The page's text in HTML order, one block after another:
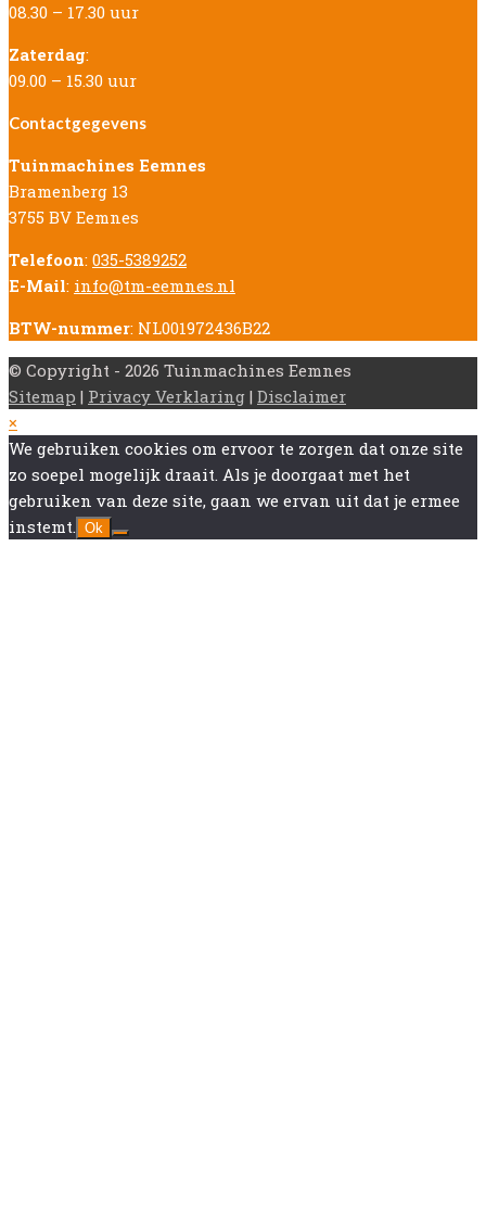
08.30 – 17.30 uur
Zaterdag:
09.00 – 15.30 uur
Contactgegevens
Tuinmachines Eemnes
Bramenberg 13
3755 BV Eemnes
Telefoon: 035-5389252
E-Mail: info@tm-eemnes.nl
BTW-nummer: NL001972436B22
© Copyright - 2026 Tuinmachines Eemnes
Sitemap | Privacy Verklaring | Disclaimer
Back
To
Top
×
We gebruiken cookies om ervoor te zorgen dat onze site
zo soepel mogelijk draait. Als je doorgaat met het
gebruiken van deze site, gaan we ervan uit dat je ermee
instemt. Ok